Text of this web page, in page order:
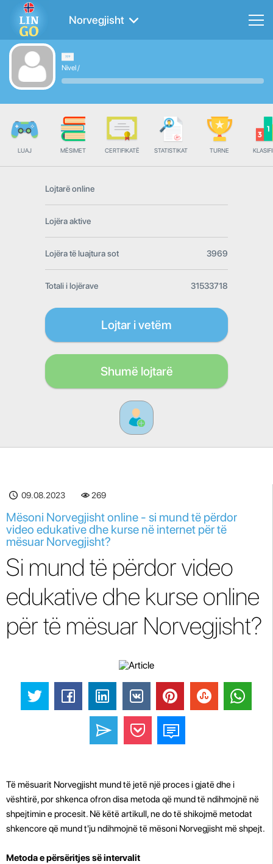
Norvegjisht
Nivel/
LUAJ MËSIMET CERTIFIKATË STATISTIKAT TURNE
Lojtarë online
Lojëra aktive
Lojëra të luajtura sot 3969
Totali i lojërave 31533718
Lojtar i vetëm
Shumë lojtarë
09.08.2023 269
Mësoni Norvegjisht online - si mund të përdor
video edukative dhe kurse në internet për të
mësuar Norvegjisht?
Si mund të përdor video
edukative dhe kurse online
për të mësuar Norvegjisht?
Të mësuarit Norvegjisht mund të jetë një proces i gjatë dhe i
vështirë, por shkenca ofron disa metoda që mund të ndihmojnë në
shpejtimin e procesit. Në këtë artikull, ne do të shikojmë metodat
shkencore që mund t'ju ndihmojnë të mësoni Norvegjisht më shpejt.
Metoda e përsëritjes së intervalit